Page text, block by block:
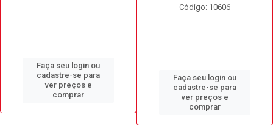
Faça seu login ou
cadastre-se para
ver preços e
comprar
Código: 10606
Faça seu login ou
cadastre-se para
ver preços e
comprar